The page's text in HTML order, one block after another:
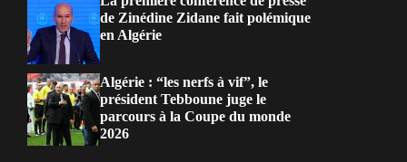
de Zinédine Zidane fait polémique
en Algérie
Algérie : “les nerfs à vif”, le
président Tebboune juge le
parcours à la Coupe du monde
2026